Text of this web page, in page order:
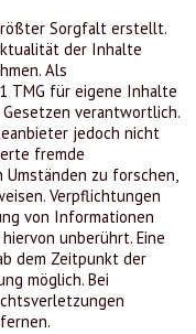
Sorgfalt erstellt.
der Inhalte
Als
TMG für eigene Inhalte
verantwortlich.
jedoch nicht
fremde
zu forschen,
Verpflichtungen
von Informationen
unberührt. Eine
dem Zeitpunkt der
möglich. Bei